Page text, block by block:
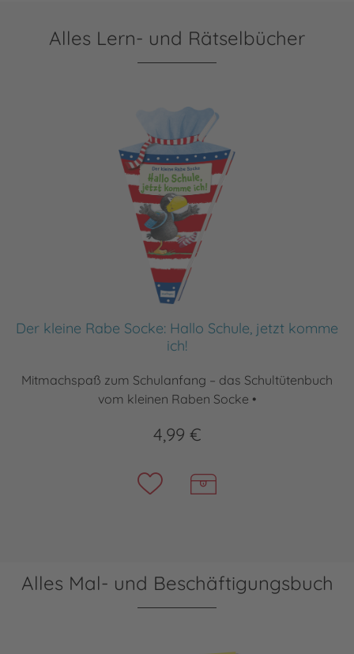
Alles Lern- und Rätselbücher
Der kleine Rabe Socke: Hallo Schule, jetzt komme
ich!
Mitmachspaß zum Schulanfang – das Schultütenbuch
vom kleinen Raben Socke •
4,99 €
Alles Mal- und Beschäftigungsbuch